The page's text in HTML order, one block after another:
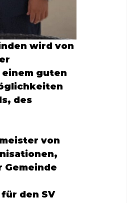
wird von
guten
des
von
den SV